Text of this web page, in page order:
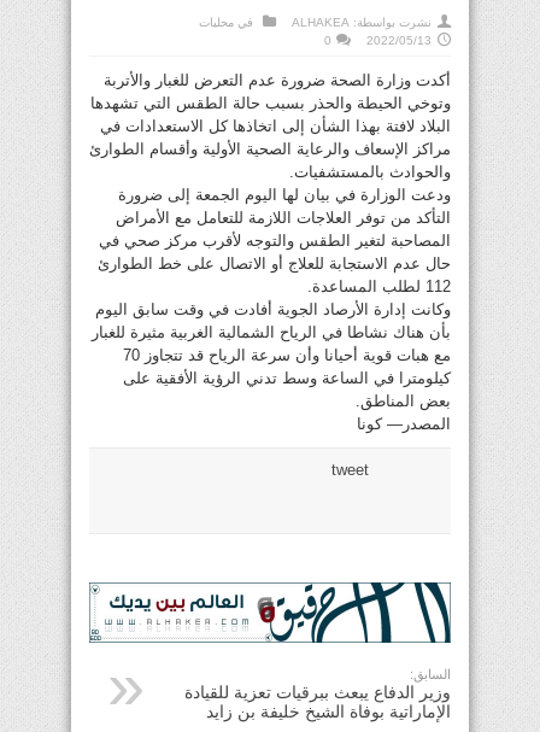
نشرت بواسطة: ALHAKEA في محليات
2022/05/13
0
أكدت وزارة الصحة ضرورة عدم التعرض للغبار والأتربة
وتوخي الحيطة والحذر بسبب حالة الطقس التي تشهدها
البلاد لافتة بهذا الشأن إلى اتخاذها كل الاستعدادات في
مراكز الإسعاف والرعاية الصحية الأولية وأقسام الطوارئ
والحوادث بالمستشفيات.
ودعت الوزارة في بيان لها اليوم الجمعة إلى ضرورة
التأكد من توفر العلاجات اللازمة للتعامل مع الأمراض
المصاحبة لتغير الطقس والتوجه لأقرب مركز صحي في
حال عدم الاستجابة للعلاج أو الاتصال على خط الطوارئ
112 لطلب المساعدة.
وكانت إدارة الأرصاد الجوية أفادت في وقت سابق اليوم
بأن هناك نشاطا في الرياح الشمالية الغربية مثيرة للغبار
مع هبات قوية أحيانا وأن سرعة الرياح قد تتجاوز 70
كيلومترا في الساعة وسط تدني الرؤية الأفقية على
بعض المناطق.
المصدر— كونا
tweet
السابق:
وزير الدفاع يبعث ببرقيات تعزية للقيادة
الإماراتية بوفاة الشيخ خليفة بن زايد